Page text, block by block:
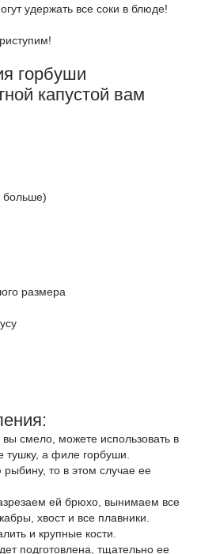
удержать все соки в блюде!
горбуши
капустой вам
больше)
размера
смело, можете использовать в
тушку, а филе горбуши.
то в этом случае ее
ей брюхо, вынимаем все
хвост и все плавники.
и крупные кости.
подготовлена, тщательно ее